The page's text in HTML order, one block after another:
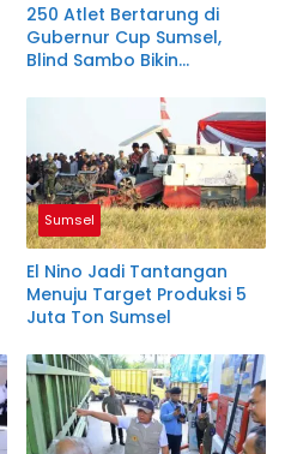
250 Atlet Bertarung di
Gubernur Cup Sumsel,
Blind Sambo Bikin
Sumsel
El Nino Jadi Tantangan
Menuju Target Produksi 5
Juta Ton Sumsel